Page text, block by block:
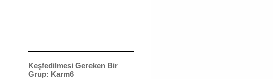
Keşfedilmesi Gereken Bir
Grup: Karm6